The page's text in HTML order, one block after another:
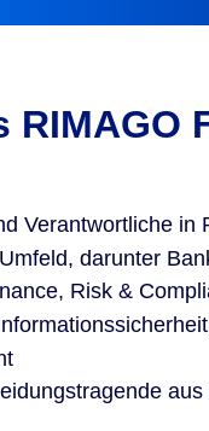
Verantwortliche in
darunter
Risk &